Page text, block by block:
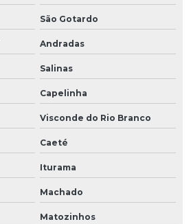
São Gotardo
Andradas
Salinas
Capelinha
Visconde do Rio Branco
Caeté
Iturama
Machado
Matozinhos